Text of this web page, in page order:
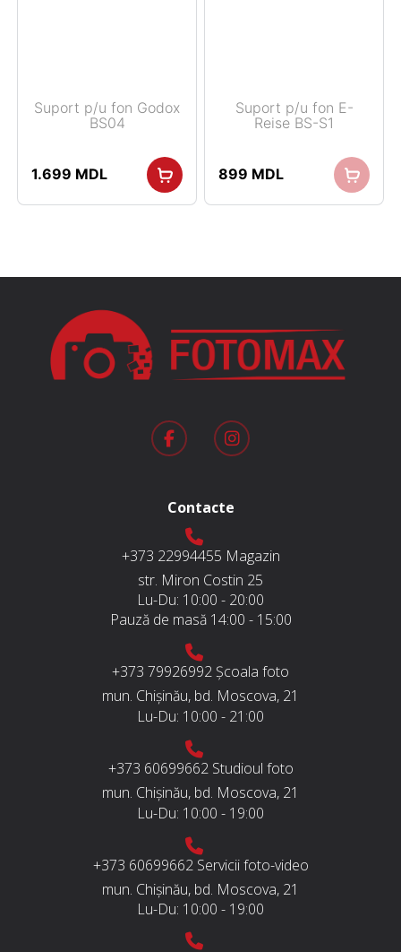
Suport p/u fon Godox
BS04
1.699 MDL
Suport p/u fon E-
Reise BS-S1
899 MDL
Contacte
+373 22994455 Magazin
str. Miron Costin 25
Lu-Du: 10:00 - 20:00
Pauză de masă 14:00 - 15:00
+373 79926992 Școala foto
mun. Chișinău, bd. Moscova, 21
Lu-Du: 10:00 - 21:00
+373 60699662 Studioul foto
mun. Chișinău, bd. Moscova, 21
Lu-Du: 10:00 - 19:00
+373 60699662 Servicii foto-video
mun. Chișinău, bd. Moscova, 21
Lu-Du: 10:00 - 19:00